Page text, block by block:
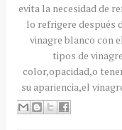
evita la necesidad de
lo refrigere después
vinagre blanco con
tipos de
color,opacidad,o
su apariencia,el